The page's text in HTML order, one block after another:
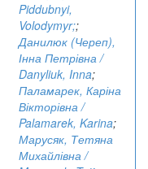
Piddubnyi,
Volodymyr;;
Данилюк (Череп),
Інна Петрівна /
Danyliuk, Inna;
Паламарек, Каріна
Вікторівна /
Palamarek, Karina;
Марусяк, Тетяна
Михайлівна /